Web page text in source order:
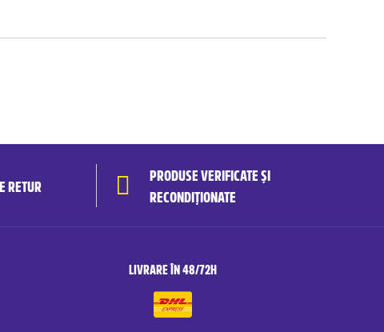
RETUR
PRODUSE VERIFICATE ȘI
RECONDIȚIONATE
LIVRARE ÎN 48/72H